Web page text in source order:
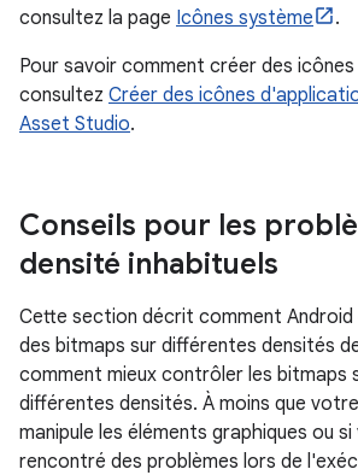
consultez la page Icônes système
.
Pour savoir comment créer des
consultez Créer des icônes
Asset Studio.
Conseils pour les
densité inhabituels
Cette section décrit comment
des bitmaps sur différentes densités
comment mieux contrôler les bitmaps
différentes densités. À moins que
manipule les éléments graphiques ou si
rencontré des problèmes lors de